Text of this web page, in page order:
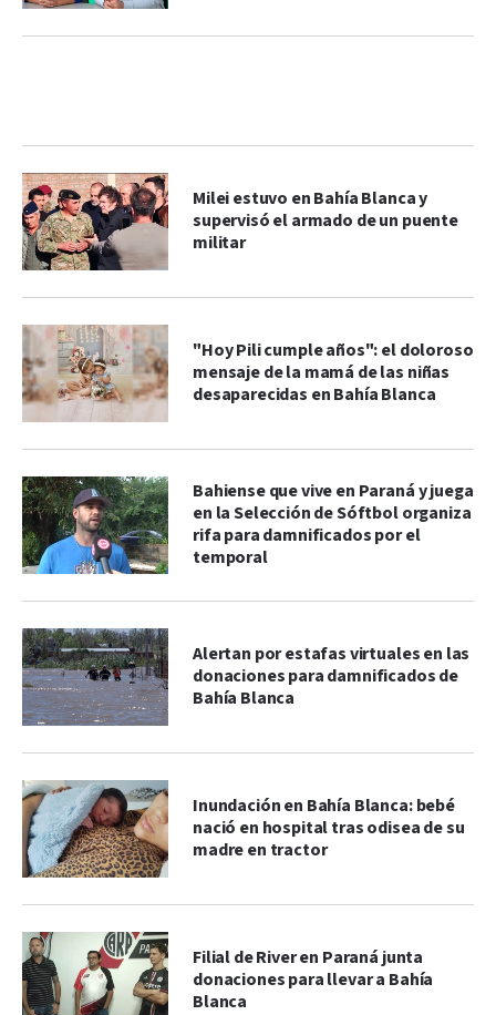
Milei estuvo en Bahía Blanca y
supervisó el armado de un puente
militar
"Hoy Pili cumple años": el doloroso
mensaje de la mamá de las niñas
desaparecidas en Bahía Blanca
Bahiense que vive en Paraná y juega
en la Selección de Sóftbol organiza
rifa para damnificados por el
temporal
Alertan por estafas virtuales en las
donaciones para damnificados de
Bahía Blanca
Inundación en Bahía Blanca: bebé
nació en hospital tras odisea de su
madre en tractor
Filial de River en Paraná junta
donaciones para llevar a Bahía
Blanca